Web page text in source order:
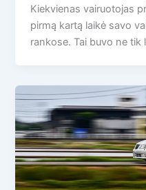
Kiekvienas vairuotojas
pirmą kartą laikė savo
rankose. Tai buvo ne tik